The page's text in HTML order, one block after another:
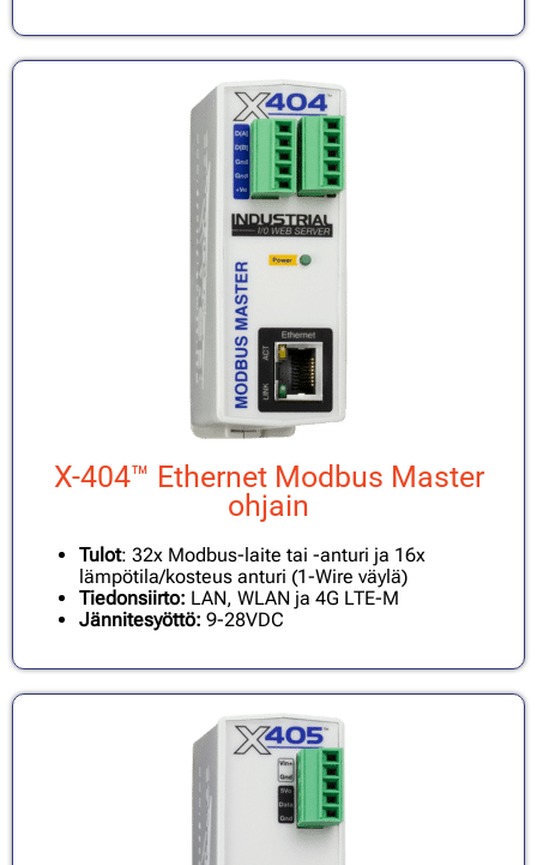
X-404™ Ethernet Modbus Master
ohjain
Tulot: 32x Modbus-laite tai -anturi ja 16x
lämpötila/kosteus anturi (1-Wire väylä)
Tiedonsiirto: LAN, WLAN ja 4G LTE-M
Jännitesyöttö: 9-28VDC